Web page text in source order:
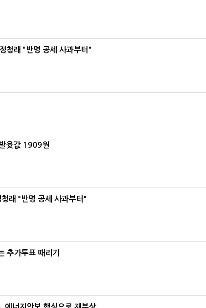
청래 "반명 공세 사과부터"
윳값 1909원
래 "반명 공세 사과부터"
추가투표 때리기